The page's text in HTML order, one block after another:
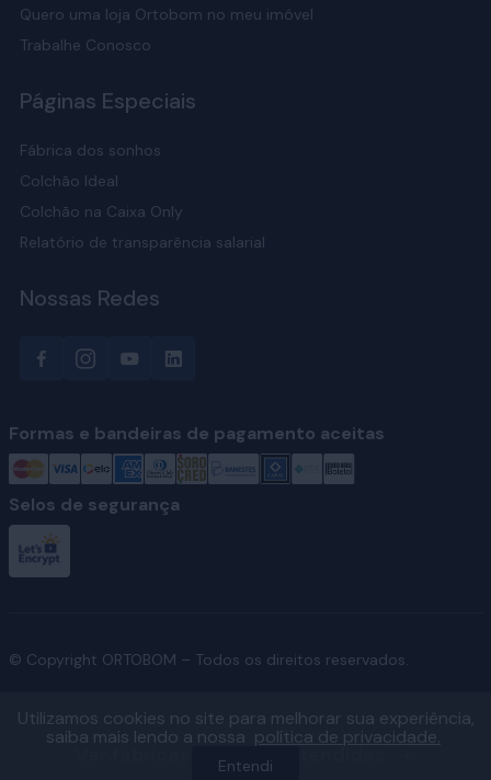
Quero uma loja Ortobom no meu imóvel
Trabalhe Conosco
Páginas Especiais
Fábrica dos sonhos
Colchão Ideal
Colchão na Caixa Only
Relatório de transparência salarial
Nossas Redes
Formas e bandeiras de pagamento aceitas
Selos de segurança
© Copyright ORTOBOM – Todos os direitos reservados.
Ver fábricas e regiões atendidas
Utilizamos cookies no site para melhorar sua experiência,
saiba mais lendo a nossa política de privacidade.
Entendi